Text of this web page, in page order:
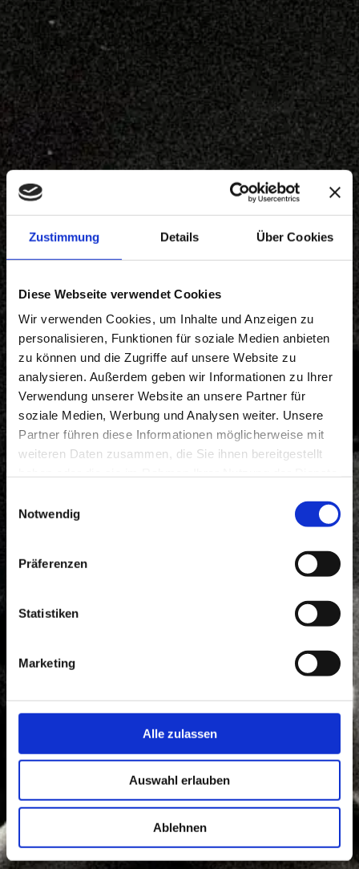
Zustimmung Details Über Cookies
Diese Webseite verwendet Cookies
Wir verwenden Cookies, um Inhalte und Anzeigen zu
personalisieren, Funktionen für soziale Medien anbieten
zu können und die Zugriffe auf unsere Website zu
analysieren. Außerdem geben wir Informationen zu Ihrer
Verwendung unserer Website an unsere Partner für
soziale Medien, Werbung und Analysen weiter. Unsere
Partner führen diese Informationen möglicherweise mit
weiteren Daten zusammen, die Sie ihnen bereitgestellt
Einwilligungsauswahl
Notwendig
Präferenzen
Statistiken
Marketing
Alle zulassen
Auswahl erlauben
Ablehnen
Auto König
Wiesbaden
Ihre freie Werkstatt für alle Fabrikate
sowie Spezialist für Mercedes Fahrzeuge
Mehr Erfahren